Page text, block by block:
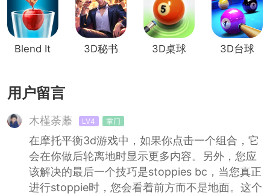
Blend It
3D秘书 3D桌球 3D台球
用户留言
木槿荼蘼 LV4 掌门
在摩托平衡3d游戏中，如果你点击一个组合，它
会在你做后轮离地时显示更多内容。另外，您应
该解决的最后一个技巧是stoppies bc，当您真正
进行stoppie时，您会看着前方而不是地面。这个